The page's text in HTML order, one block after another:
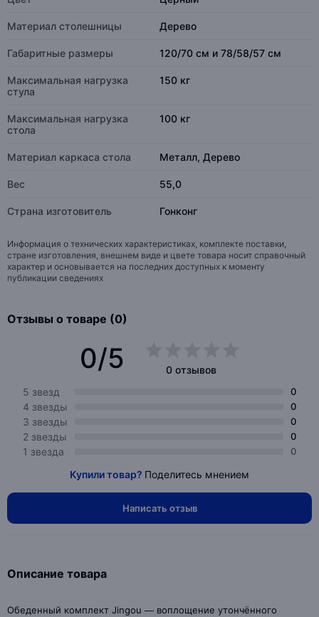
Материал столешницы Дерево
Габаритные размеры 120/70 см и 78/58/57 см
Максимальная нагрузка
стула
150 кг
Максимальная нагрузка
стола
100 кг
Материал каркаса стола Металл, Дерево
Вес 55,0
Страна изготовитель Гонконг
Информация о технических характеристиках, комплекте поставки,
стране изготовления, внешнем виде и цвете товара носит справочный
характер и основывается на последних доступных к моменту
публикации сведениях
Отзывы о товаре (0)
0/5
0 отзывов
5 звезд
0
4 звезды 0
3 звезды 0
2 звезды 0
1 звезда 0
Купили товар? Поделитесь мнением
Написать отзыв
Описание товара
Обеденный комплект Jingou — воплощение утончённого